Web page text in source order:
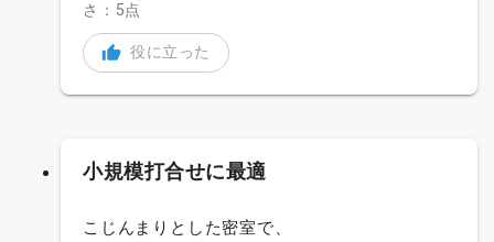
さ：5点
役に立った
小規模打合せに最適
こじんまりとした密室で、